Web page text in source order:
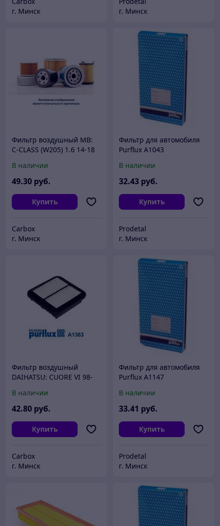
г. Минск
г. Минск
Фильтр воздушный MB:
C-CLASS (W205) 1.6 14-18
(S205) 1.6 14-18 1.6 14-18
В наличии
49.30 руб.
Купить
Carbox
г. Минск
Фильтр для автомобиля
Purflux A1043
В наличии
32.43 руб.
Купить
Prodetal
г. Минск
Фильтр воздушный
DAIHATSU: CUORE VI 98-
05, YRV 01-
В наличии
42.80 руб.
Купить
Carbox
г. Минск
Фильтр для автомобиля
Purflux A1147
В наличии
33.41 руб.
Купить
Prodetal
г. Минск